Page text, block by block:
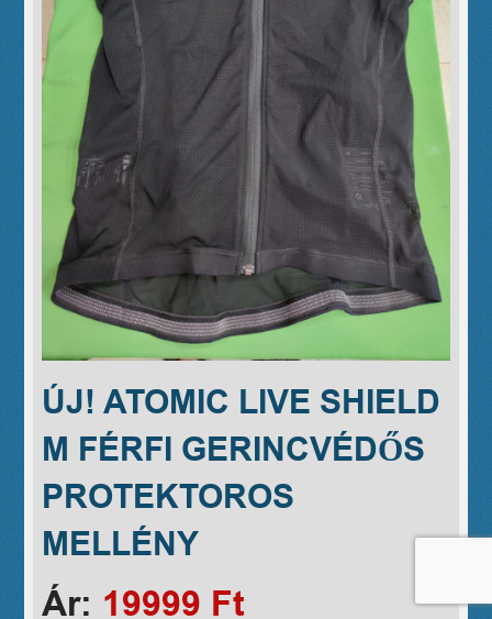
ÚJ! ATOMIC LIVE SHIELD
M FÉRFI GERINCVÉDŐS
PROTEKTOROS
MELLÉNY
Ár: 19999 Ft